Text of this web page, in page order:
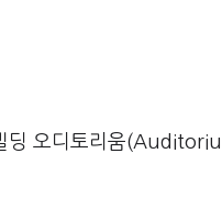
딩 오디토리움